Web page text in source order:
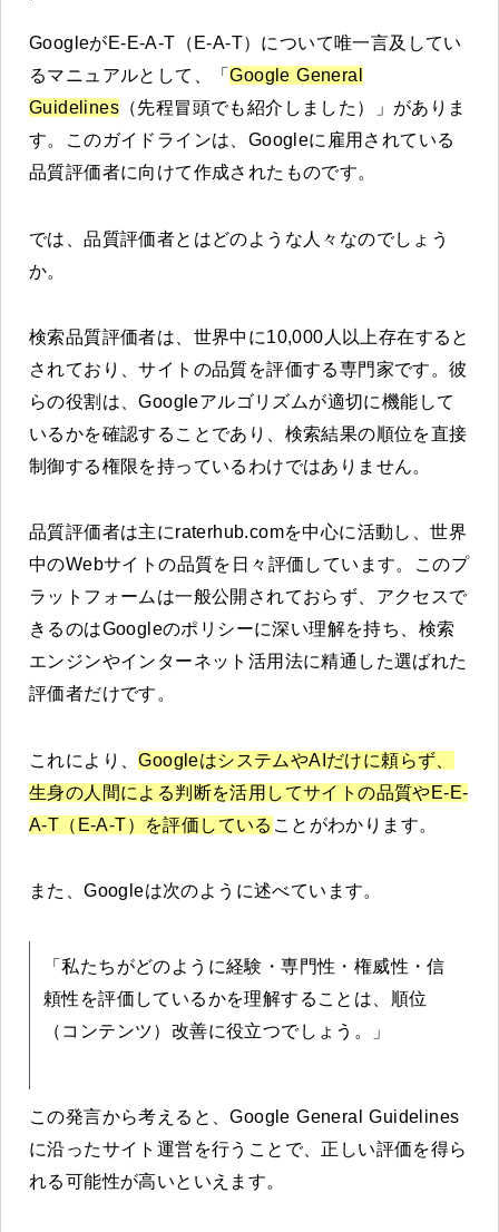
GoogleがE-E-A-T（E-A-T）について唯一言及してい
るマニュアルとして、「Google General
Guidelines （先程冒頭でも紹介しました）」がありま
す。このガイドラインは、Googleに雇用されている
品質評価者に向けて作成されたものです。
では、品質評価者とはどのような人々なのでしょう
か。
検索品質評価者は、世界中に10,000人以上存在すると
されており、サイトの品質を評価する専門家です。彼
らの役割は、Googleアルゴリズムが適切に機能して
いるかを確認することであり、検索結果の順位を直接
制御する権限を持っているわけではありません。
品質評価者は主にraterhub.comを中心に活動し、世界
中のWebサイトの品質を日々評価しています。このプ
ラットフォームは一般公開されておらず、アクセスで
きるのはGoogleのポリシーに深い理解を持ち、検索
エンジンやインターネット活用法に精通した選ばれた
評価者だけです。
これにより、GoogleはシステムやAIだけに頼らず、
生身の人間による判断を活用してサイトの品質やE-E-
A-T（E-A-T）を評価している ことがわかります。
また、Googleは次のように述べています。
「私たちがどのように経験・専門性・権威性・信
頼性を評価しているかを理解することは、順位
（コンテンツ）改善に役立つでしょう。」
この発言から考えると、Google General Guidelines
に沿ったサイト運営を行うことで、正しい評価を得ら
れる可能性が高いといえます。